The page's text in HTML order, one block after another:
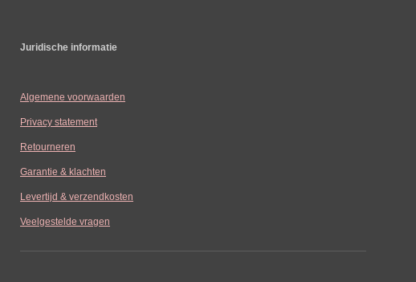
Juridische informatie
Algemene voorwaarden
Privacy statement
Retourneren
Garantie & klachten
Levertijd & verzendkosten
Veelgestelde vragen